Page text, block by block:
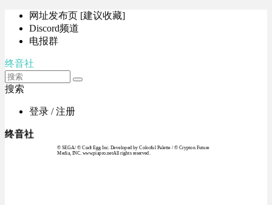
网址发布页 [建议收藏]
Discord频道
电报群
终音社
搜索
登录 / 注册
终音社
© SEGA / © Craft Egg Inc. Developed by Colorful Palette / © Crypton Future
Media, INC. www.piapro.netAll rights reserved.